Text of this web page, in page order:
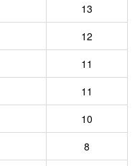
13
12
11
11
10
8